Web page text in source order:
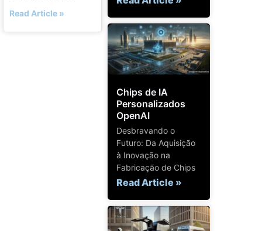
Read Article »
Chips de IA
Personalizados
OpenAI
Desbravando o
Futuro: Da Aquisição
à Inovação na
Fabricação de Chips
Read Article »